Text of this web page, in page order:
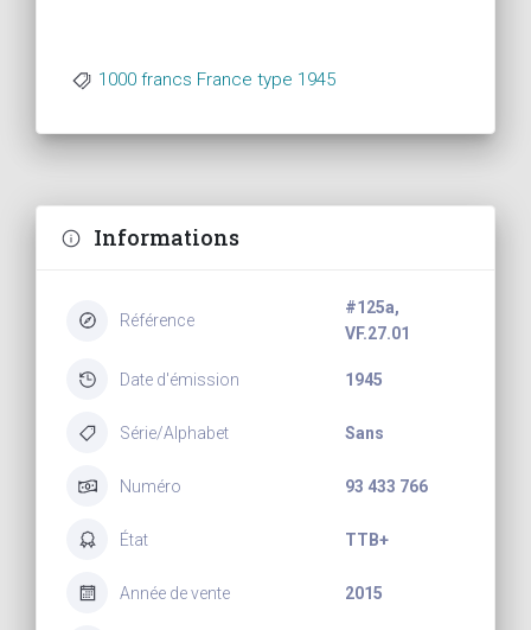
1000 francs France type 1945
Informations
Référence
#125a,
VF.27.01
Date d'émission 1945
Série/Alphabet Sans
Numéro 93 433 766
État TTB+
Année de vente 2015